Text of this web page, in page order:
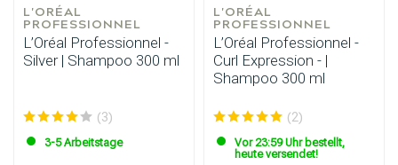
L'ORÉAL
PROFESSIONNEL
L’Oréal Professionnel -
Silver | Shampoo 300 ml
(3)
3-5 Arbeitstage
L'ORÉAL
PROFESSIONNEL
L’Oréal Professionnel -
Curl Expression - |
Shampoo 300 ml
(2)
Vor 23:59 Uhr bestellt,
heute versendet!